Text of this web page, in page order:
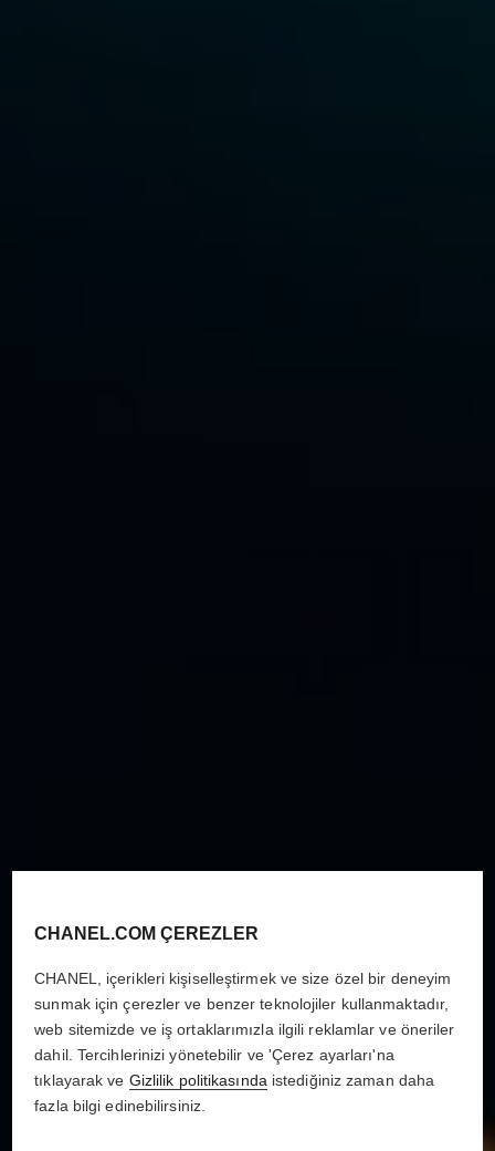
CHANEL.COM ÇEREZLER
CHANEL, içerikleri kişiselleştirmek ve size özel bir deneyim
sunmak için çerezler ve benzer teknolojiler kullanmaktadır,
web sitemizde ve iş ortaklarımızla ilgili reklamlar ve öneriler
dahil. Tercihlerinizi yönetebilir ve 'Çerez ayarları'na
tıklayarak ve Gizlilik politikasında istediğiniz zaman daha
fazla bilgi edinebilirsiniz.